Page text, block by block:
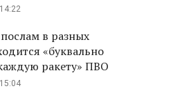
в разных
«буквально
ракету» ПВО